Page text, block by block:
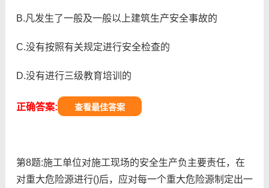
B.凡发生了一般及一般以上建筑生产安全事故的
C.没有按照有关规定进行安全检查的
D.没有进行三级教育培训的
正确答案: 查看最佳答案
第8题:施工单位对施工现场的安全生产负主要责任，在
对重大危险源进行()后，应对每一个重大危险源制定出一